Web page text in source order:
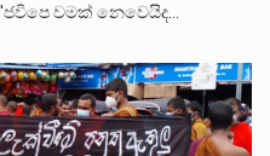
වමක් නෙවෙයිද…